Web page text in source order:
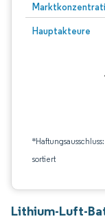
Hauptakteure
sortiert
Lithium-Luft-